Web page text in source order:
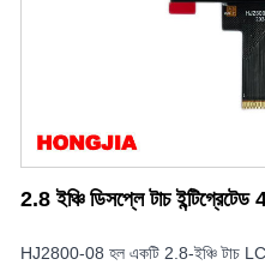
2.8 ইঞ্চি ডিসপ্লে টাচ
HJ2800-08 হল একটি 2.8-ইঞ্চি টাচ